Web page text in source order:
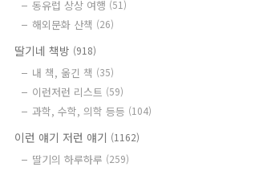
동유럽 상상 여행 (51)
해외문화 산책 (26)
딸기네 책방 (918)
내 책, 옮긴 책 (35)
이런저런 리스트 (59)
과학, 수학, 의학 등등 (104)
이런 얘기 저런 얘기 (1162)
딸기의 하루하루 (259)